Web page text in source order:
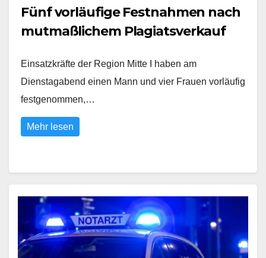
Fünf vorläufige Festnahmen nach
mutmaßlichem Plagiatsverkauf
Einsatzkräfte der Region Mitte I haben am
Dienstagabend einen Mann und vier Frauen vorläufig
festgenommen,…
Mehr lesen